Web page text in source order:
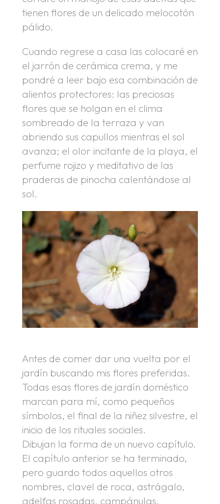
tienen flores de un delicado melocotón
pálido.
Cuando regrese a casa las colocaré en
el jarrón de cerámica crema, y me
pondré a leer bajo esa combinación de
alientos protectores: las preciosas
flores que se holgan en el clima
sombreado de la terraza y van
abriendo sus capullos mientras el sol
avanza; el olor incitante de la playa, el
perfume rojizo y meditativo de las
praderas de pinocha calentándose al
sol.
Antes de comer dar una vuelta por el
jardín buscando mis flores preferidas.
Todas esas flores de jardín doméstico
marcan para mí, como pequeños
símbolos, el final de la niñez silvestre, el
inicio de los rituales sociales.
Dibujan la forma de un nuevo capítulo.
El capítulo anterior se ha terminado,
pero guardo todos aquellos otros
nombres, clavel de roca, astrágalo,
adelfas rosadas, campánulas,